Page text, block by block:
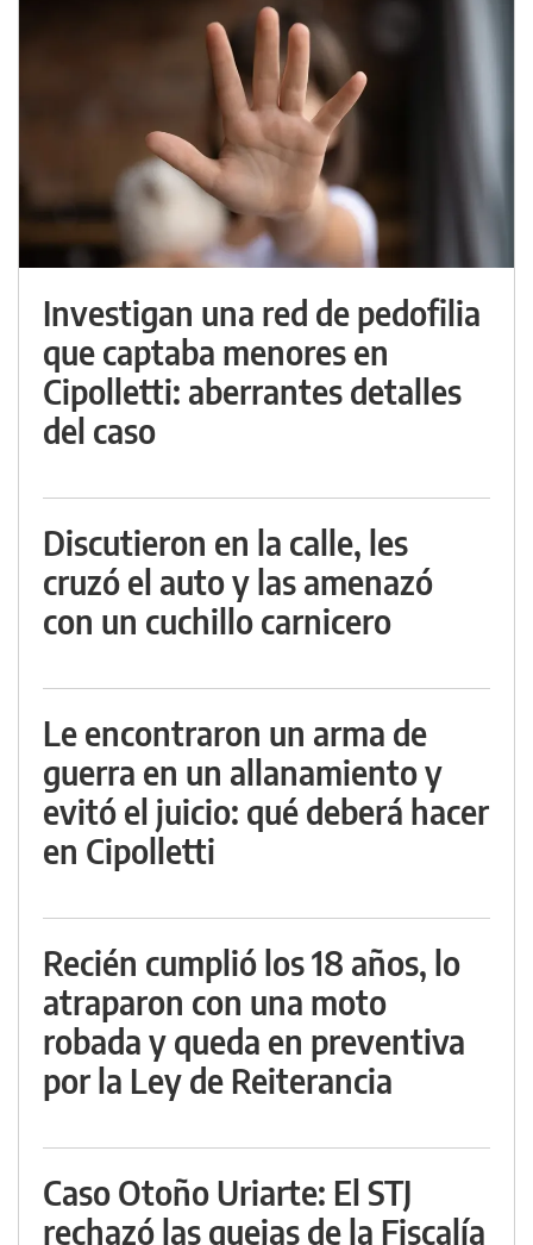
Investigan una red de pedofilia
que captaba menores en
Cipolletti: aberrantes detalles
del caso
Discutieron en la calle, les
cruzó el auto y las amenazó
con un cuchillo carnicero
Le encontraron un arma de
guerra en un allanamiento y
evitó el juicio: qué deberá hacer
en Cipolletti
Recién cumplió los 18 años, lo
atraparon con una moto
robada y queda en preventiva
por la Ley de Reiterancia
Caso Otoño Uriarte: El STJ
rechazó las quejas de la Fiscalía